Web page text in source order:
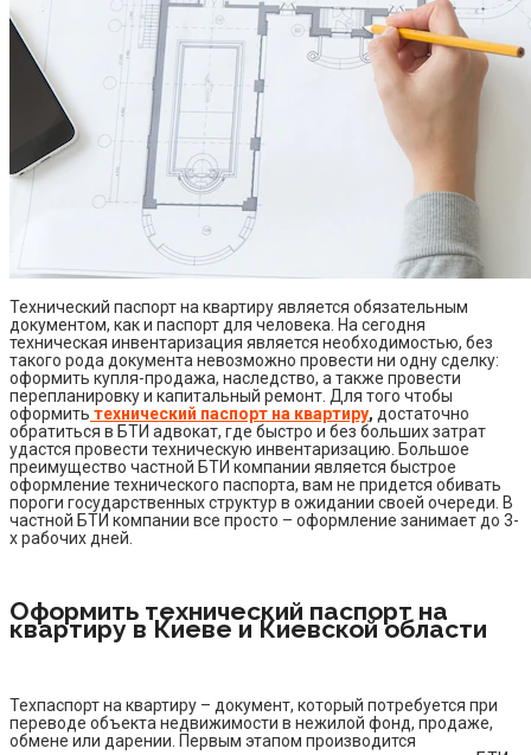
Технический паспорт на квартиру является обязательным
документом, как и паспорт для человека. На сегодня
техническая инвентаризация является необходимостью, без
такого рода документа невозможно провести ни одну сделку:
оформить купля-продажа, наследство, а также провести
перепланировку и капитальный ремонт. Для того чтобы
оформить технический паспорт на квартиру, достаточно
обратиться в БТИ адвокат, где быстро и без больших затрат
удастся провести техническую инвентаризацию. Большое
преимущество частной БТИ компании является быстрое
оформление технического паспорта, вам не придется обивать
пороги государственных структур в ожидании своей очереди. В
частной БТИ компании все просто – оформление занимает до 3-
х рабочих дней.
Оформить технический паспорт на
квартиру в Киеве и Киевской области
Техпаспорт на квартиру – документ, который потребуется при
переводе объекта недвижимости в нежилой фонд, продаже,
обмене или дарении. Первым этапом производится